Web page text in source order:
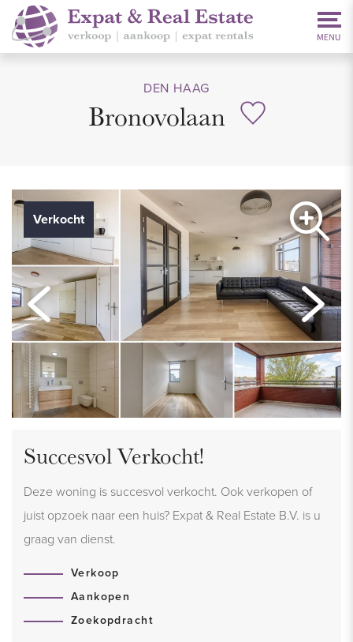
DEN HAAG
Bronovolaan
Verkocht
Succesvol Verkocht!
Deze woning is succesvol verkocht. Ook verkopen of
juist opzoek naar een huis? Expat & Real Estate B.V. is u
graag van dienst.
Verkoop
Aankopen
Zoekopdracht